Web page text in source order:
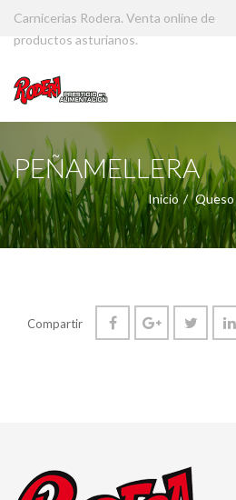
Carnicerias Rodera. Venta online de
productos asturianos.
PEÑAMELLERA
Inicio Queso
Compartir